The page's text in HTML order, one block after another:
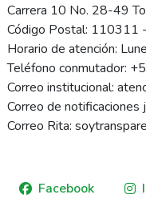
Carrera 10 No. 28-49
Código Postal:
Horario de atención:
Teléfono conmutador:
Correo institucional:
Correo de notificaciones
Correo Rita:
Facebook